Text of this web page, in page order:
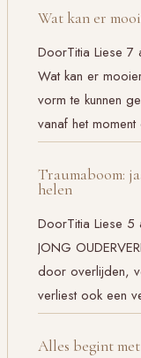
Wat kan er
DoorTitia Liese 7
Wat kan er
vorm te kunnen
vanaf het
Traumaboom:
helen
DoorTitia Liese 5
JONG
door overlijden,
verliest ook een
Alles begint